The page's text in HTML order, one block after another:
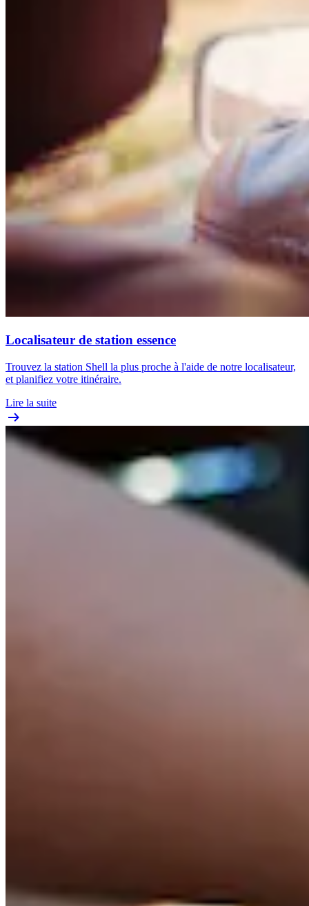
Localisateur de station essence
Trouvez la station Shell la plus proche à l'aide de notre localisateur,
et planifiez votre itinéraire.
Lire la suite